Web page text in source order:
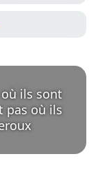
ils sont
pas où ils